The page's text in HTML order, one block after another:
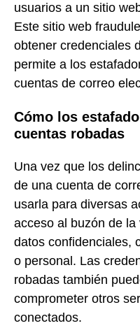
usuarios a un sitio
Este sitio web
obtener credenciales
permite a los
cuentas de correo
Cómo los
cuentas robadas
Una vez que los
de una cuenta de
usarla para diversas
acceso al buzón de
datos confidenciales,
o personal. Las
robadas también
comprometer otros
conectados.